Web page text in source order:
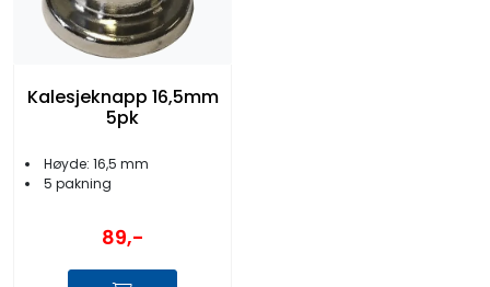
Kalesjeknapp 16,5mm
5pk
Høyde: 16,5 mm
5 pakning
89,-